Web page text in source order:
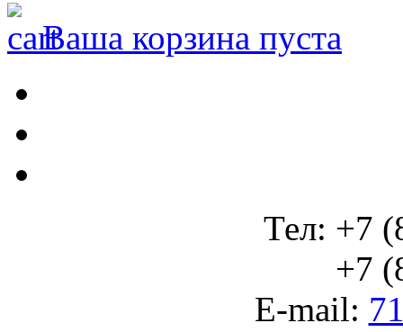
Ваша корзина пуста
Тел: +7
+7
E-mail: